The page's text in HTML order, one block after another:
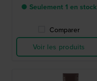
● Seulement 1 en stock
Comparer
Voir les produits